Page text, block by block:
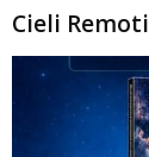
Cieli Remoti